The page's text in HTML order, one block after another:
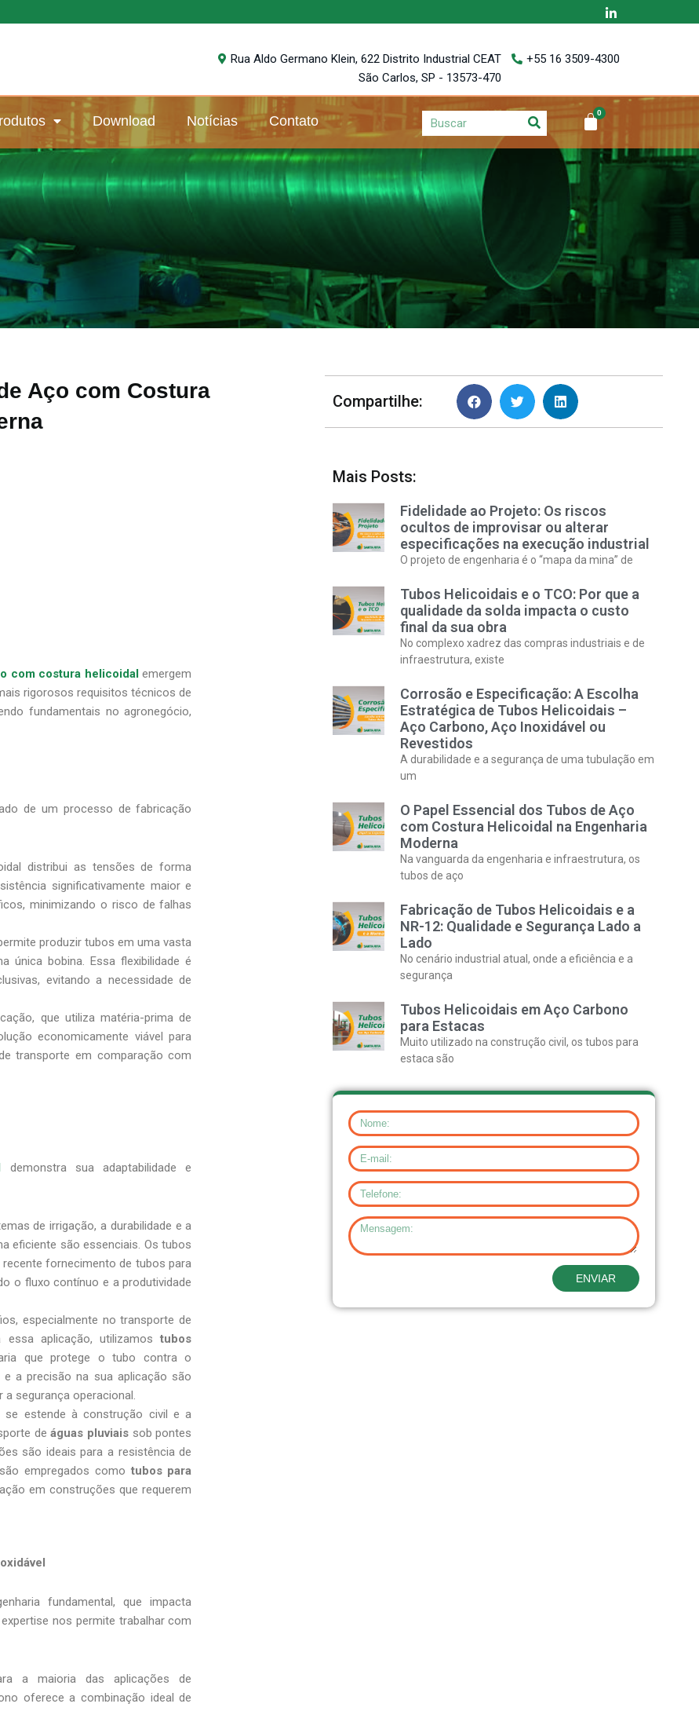
Rua Aldo Germano Klein, 622 Distrito Industrial CEAT
São Carlos, SP - 13573-470
+55 16 3509-4300
Download Notícias Contato
Aço com Costura
com costura helicoidalemergem
rigorosos requisitos técnicos de
fundamentais no agronegócio,
de um processo de fabricação
distribui as tensões de forma
significativamente maior e
minimizando o risco de falhas
produzir tubos em uma vasta
única bobina. Essa flexibilidade é
evitando a necessidade de
que utiliza matéria-prima de
economicamente viável para
transporte em comparação com
demonstra sua adaptabilidade e
de irrigação, a durabilidade e a
eficiente são essenciais. Os tubos
fornecimento de tubos para
o fluxo contínuo e a produtividade
especialmente no transporte de
aplicação, utilizamostubos
que protege o tubo contra o
a precisão na sua aplicação são
a segurança operacional.
se estende à construção civil e a
deáguas pluviais sob pontes
são ideais para a resistência de
empregados como tubos para
em construções que requerem
fundamental, que impacta
nos permite trabalhar com
a maioria das aplicações de
oferece a combinação ideal de
Compartilhe:
Mais Posts:
Fidelidade ao Projeto: Os riscos
ocultos de improvisar ou alterar
especificações na execução industrial
O projeto de engenharia é o “mapa da mina” de
Tubos Helicoidais e o TCO: Por que a
qualidade da solda impacta o custo
final da sua obra
No complexo xadrez das compras industriais e de
infraestrutura, existe
Corrosão e Especificação: A Escolha
Estratégica de Tubos Helicoidais –
Aço Carbono, Aço Inoxidável ou
Revestidos
A durabilidade e a segurança de uma tubulação em
um
O Papel Essencial dos Tubos de Aço
com Costura Helicoidal na Engenharia
Moderna
Na vanguarda da engenharia e infraestrutura, os
tubos de aço
Fabricação de Tubos Helicoidais e a
NR-12: Qualidade e Segurança Lado a
Lado
No cenário industrial atual, onde a eficiência e a
segurança
Tubos Helicoidais em Aço Carbono
para Estacas
Muito utilizado na construção civil, os tubos para
estaca são
ENVIAR